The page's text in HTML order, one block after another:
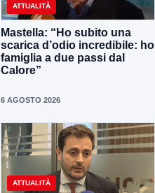
ATTUALITÀ
Mastella: “Ho subito una
scarica d’odio incredibile: ho
famiglia a due passi dal
Calore”
6 AGOSTO 2026
ATTUALITÀ